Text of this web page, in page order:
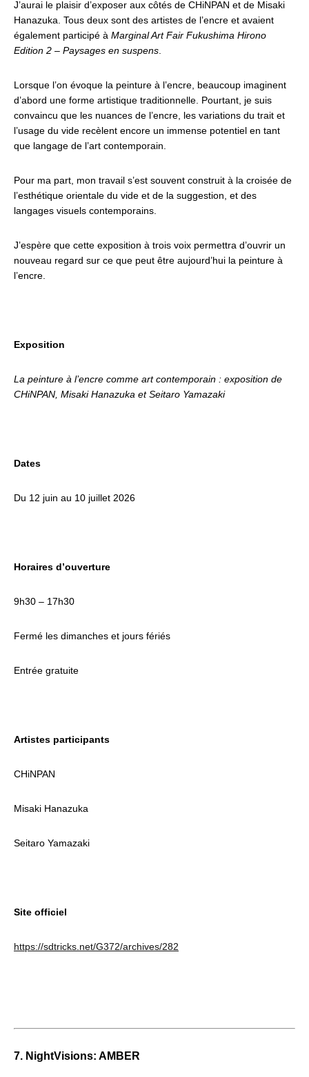
J’aurai le plaisir d’exposer aux côtés de CHiNPAN et de Misaki
Hanazuka. Tous deux sont des artistes de l’encre et avaient
également participé à Marginal Art Fair Fukushima Hirono
Edition 2 – Paysages en suspens
Lorsque l’on évoque la peinture à l’encre, beaucoup imaginent
d’abord une forme artistique traditionnelle. Pourtant, je suis
convaincu que les nuances de l’encre, les variations du trait et
l’usage du vide recèlent encore un immense potentiel en tant
que langage de l’art contemporain.
Pour ma part, mon travail s’est souvent construit à la croisée de
l’esthétique orientale du vide et de la suggestion, et des
langages visuels contemporains.
J’espère que cette exposition à trois voix permettra d’ouvrir un
nouveau regard sur ce que peut être aujourd’hui la peinture à
l’encre.
Exposition
La peinture à l’encre comme art contemporain : exposition de
CHiNPAN, Misaki Hanazuka et Seitaro Yamazaki
Dates
Du 12 juin au 10 juillet 2026
Horaires d’ouverture
9h30 – 17h30
Fermé les dimanches et jours fériés
Entrée gratuite
Artistes participants
CHiNPAN
Misaki Hanazuka
Seitaro Yamazaki
Site officiel
https://sdtricks.net/G372/archives/282
7. NightVisions: AMBER